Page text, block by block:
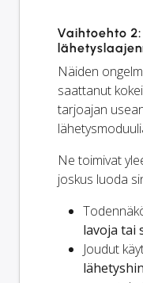
Vaihtoehto 2:
Näiden
saattanut
tarjoajan
Ne toimivat
joskus luoda
lavoja tai
Joudut